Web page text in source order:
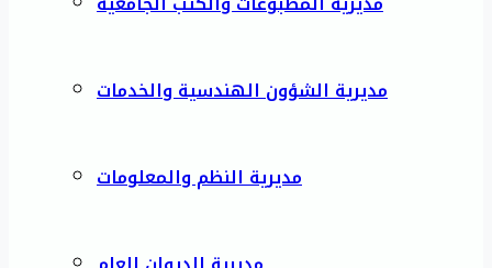
مديرية الشؤون الهندسية والخدمات
مديرية النظم والمعلومات